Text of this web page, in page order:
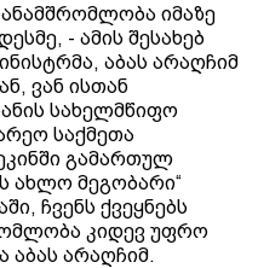
იმაზე
- ამის შესახებ
აბას არაღჩიმ
ვან ისთან
სახელმწიფო
საქმეთა
გამართულ
ახლო მეგობარი“
ჩვენს ქვეყნებს
კიდევ უფრო
აბას არაღჩიმ.